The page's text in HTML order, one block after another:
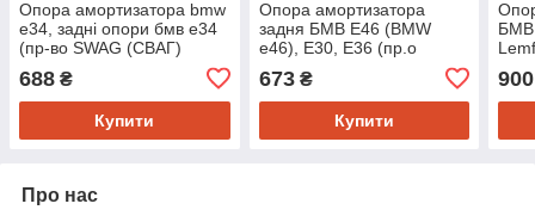
Опора амортизатора bmw
e34, задні опори бмв е34
(пр-во SWAG (СВАГ)
688 ₴
Купити
Опора амортизатора
задня БМВ E46 (BMW
e46), E30, E36 (пр.о
3003359102HD)
673₴
Купити
БМВ
900
Про нас